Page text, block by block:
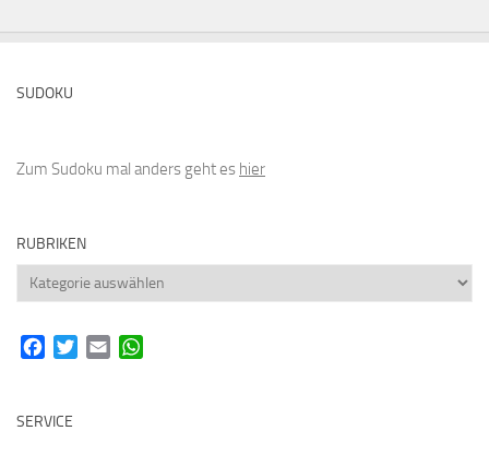
SUDOKU
Zum Sudoku mal anders geht es hier
RUBRIKEN
Rubriken
FacebookTwitterEmail
SERVICE